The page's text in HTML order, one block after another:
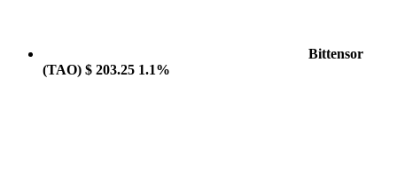
Bittensor
(TAO) $ 203.25 1.1%